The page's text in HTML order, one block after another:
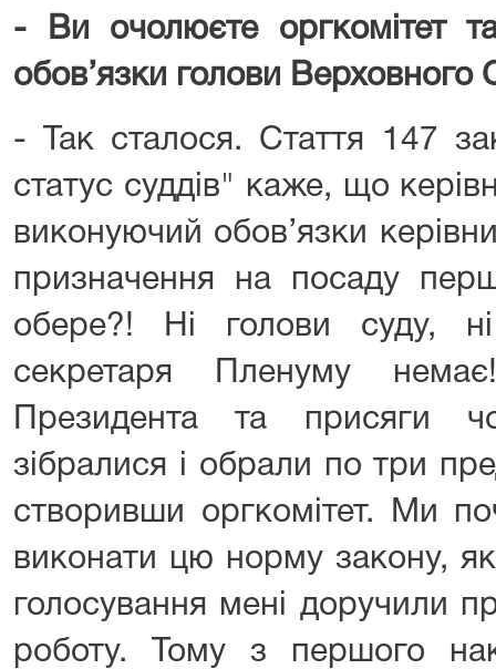
- Ви очолюєте оргкомітет
обов’язки голови Верховного
- Так сталося. Стаття 147
статус суддів" каже, що
виконуючий обов’язки
призначення на посаду
обере?! Ні голови суду,
секретаря Пленуму
Президента та присяги
зібралися і обрали по три
створивши оргкомітет. Ми
виконати цю норму закону,
голосування мені доручили
роботу. Тому з першого